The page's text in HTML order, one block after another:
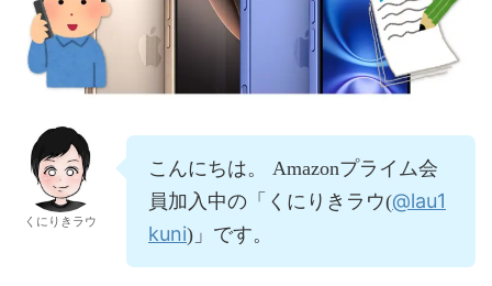
くにりきラウ
こんにちは。 Amazonプライム会
員加入中の「くにりきラウ(@lau1
kuni)」です。